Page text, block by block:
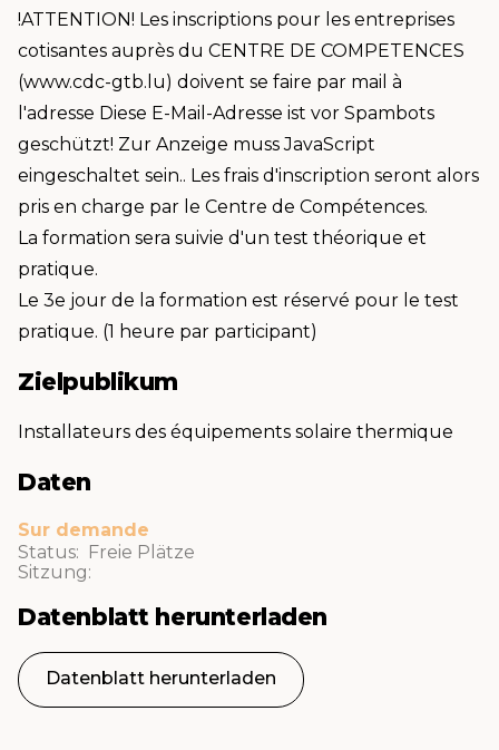
!ATTENTION! Les inscriptions pour les entreprises
cotisantes auprès du CENTRE DE COMPETENCES
(www.cdc-gtb.lu) doivent se faire par mail à
l'adresse Diese E-Mail-Adresse ist vor Spambots
geschützt! Zur Anzeige muss JavaScript
eingeschaltet sein.. Les frais d'inscription seront alors
pris en charge par le Centre de Compétences.
La formation sera suivie d'un test théorique et
pratique.
Le 3e jour de la formation est réservé pour le test
pratique. (1 heure par participant)
Zielpublikum
Installateurs des équipements solaire thermique
Daten
Sur demande
Status: Freie Plätze
Sitzung:
Datenblatt herunterladen
Datenblatt herunterladen